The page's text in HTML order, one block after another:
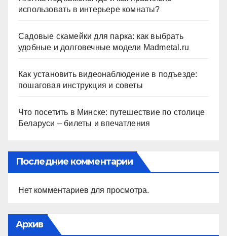
использовать в интерьере комнаты?
Садовые скамейки для парка: как выбрать
удобные и долговечные модели Madmetal.ru
Как установить видеонаблюдение в подъезде:
пошаговая инструкция и советы
Что посетить в Минске: путешествие по столице
Беларуси – билеты и впечатления
Последние комментарии
Нет комментариев для просмотра.
Архив